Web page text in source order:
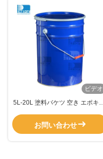
ビデオ
5L-20L 塗料バケツ 空き エポキシ
封剤
お問い合わせ